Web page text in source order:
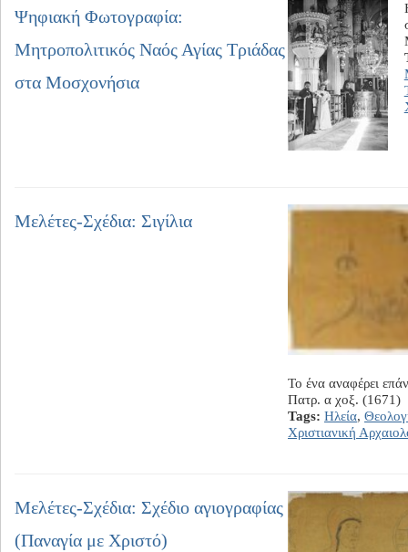
Ψηφιακή Φωτογραφία:
Μητροπολιτικός Ναός Αγίας Τριάδας
στα Μοσχονήσια
Μελέτες-Σχέδια: Σιγίλια
Το ένα αναφέρει
Πατρ. α χοξ. (1671)
Tags: Ηλεία,
Χριστιανική
Μελέτες-Σχέδια: Σχέδιο αγιογραφίας
(Παναγία με Χριστό)